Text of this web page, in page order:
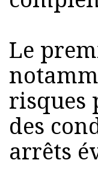
Le
risques
des
arrêts